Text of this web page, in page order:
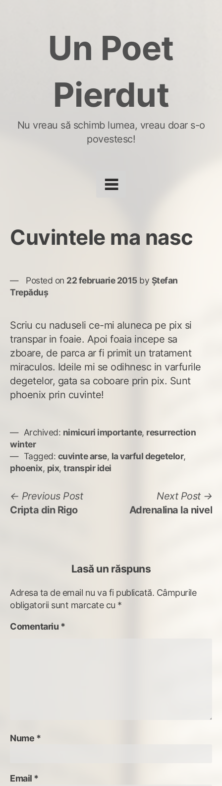
Un Poet
Pierdut
Nu vreau să schimb lumea, vreau doar s-o
povestesc!
Cuvintele ma nasc
Posted on 22 februarie 2015by Ștefan
Trepăduș
Scriu cu naduseli ce-mi aluneca pe pix si
transpar in foaie. Apoi foaia incepe sa
zboare, de parca ar fi primit un tratament
miraculos. Ideile mi se odihnesc in varfurile
degetelor, gata sa coboare prin pix. Sunt
phoenix prin cuvinte!
Archived: nimicuri importante, resurrection
winter
Tagged: cuvinte arse, la varful degetelor,
phoenix, pix, transpir idei
Navigare
în
Previous PostPrevious
Cripta din Rigo
Next Post
Adrenalina la nivel
Lasă un răspuns
Adresa ta de email nu va fi publicată. Câmpurile
obligatorii sunt marcate cu *
Comentariu *
Nume *
Email *